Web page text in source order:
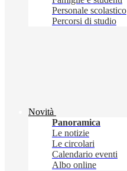
Personale scolastico
Percorsi di studio
Novità
Panoramica
Le notizie
Le circolari
Calendario eventi
Albo online